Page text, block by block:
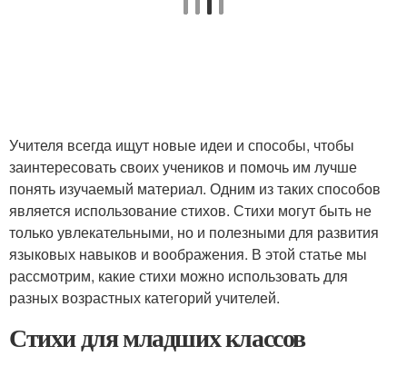
Учителя всегда ищут новые идеи и способы, чтобы
заинтересовать своих учеников и помочь им лучше
понять изучаемый материал. Одним из таких способов
является использование стихов. Стихи могут быть не
только увлекательными, но и полезными для развития
языковых навыков и воображения. В этой статье мы
рассмотрим, какие стихи можно использовать для
разных возрастных категорий учителей.
Стихи для младших классов